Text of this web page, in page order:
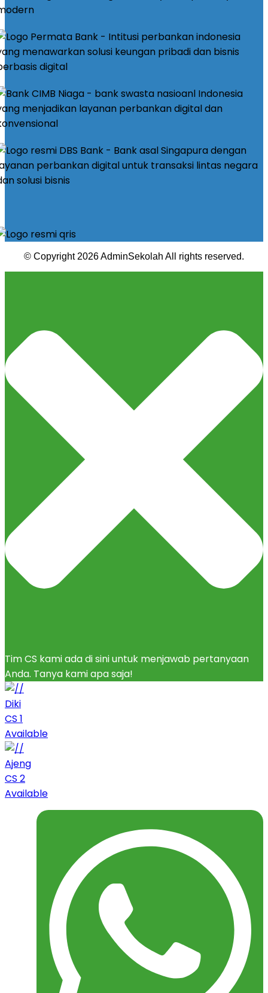
© Copyright 2026 AdminSekolah All rights reserved.
Tim CS kami ada di sini untuk menjawab pertanyaan
Anda. Tanya kami apa saja!
Diki
CS 1
Available
Ajeng
CS 2
Available